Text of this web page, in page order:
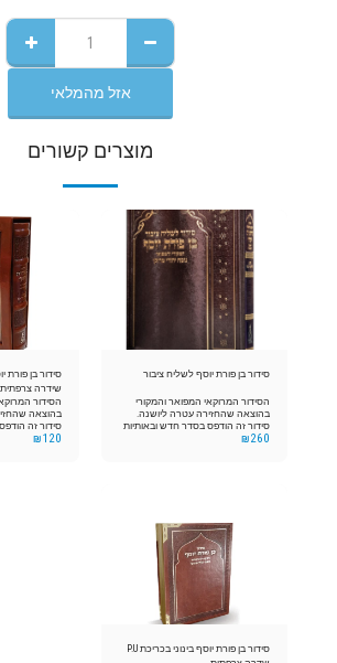
אזל מהמלאי
מוצרים קשורים
סידור בן פורת יוסף לשליח ציבור
הסידור המרוקאי המפואר והמקורי
בהוצאה שהחזירה עטרה ליושנה.
סידור זה הודפס בסדר חדש ובאותיות
מאירות עיניים, והכל בסדר נאה מתוקן
₪260
שידרה צרפתית
הסידור
בהוצאה
סידור זה
מאירות
₪120
סידור בן פורת יוסף בינוני בכריכת P.U